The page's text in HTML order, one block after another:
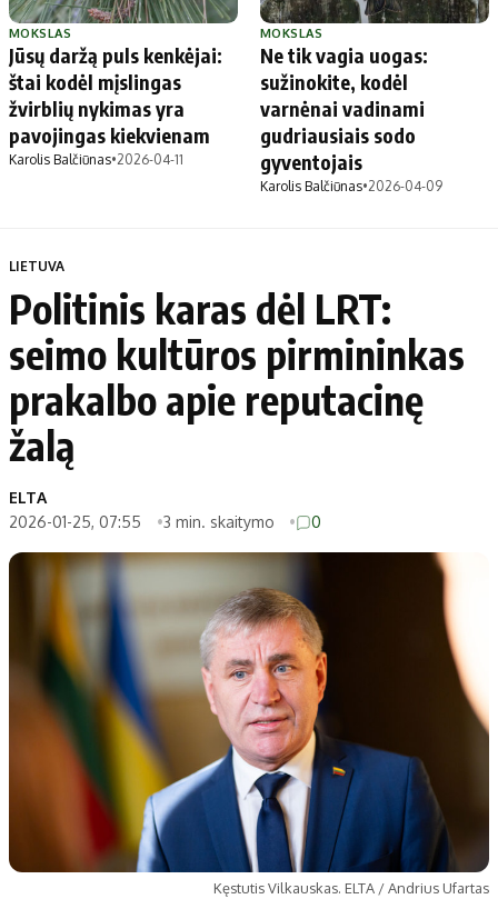
MOKSLAS
Jūsų daržą puls kenkėjai:
štai kodėl mįslingas
žvirblių nykimas yra
pavojingas kiekvienam
Karolis Balčiūnas•2026-04-11
MOKSLAS
Ne tik vagia uogas:
sužinokite, kodėl
varnėnai vadinami
gudriausiais sodo
gyventojais
Karolis Balčiūnas•2026-04-09
LIETUVA
Politinis karas dėl LRT:
seimo kultūros pirmininkas
prakalbo apie reputacinę
žalą
ELTA
2026-01-25, 07:55
3 min. skaitymo 0
Kęstutis Vilkauskas. ELTA / Andrius Ufartas